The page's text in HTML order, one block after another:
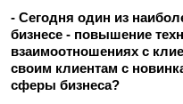
- Сегодня один из
бизнесе - повышение
взаимоотношениях с
своим клиентам с
сферы бизнеса?